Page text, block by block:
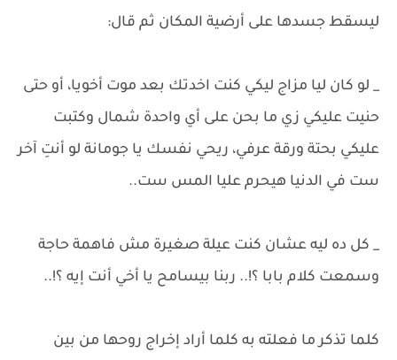
ليسقط جسدها على أرضية المكان ثم قال:
_ لو كان ليا مزاج ليكي كنت اخدتك بعد موت أخويا، أو حتى
حنيت عليكي زي ما بحن على أي واحدة شمال وكتبت
عليكي بحتة ورقة عرفي، ريحي نفسك يا جومانة لو أنتِ آخر
ست في الدنيا هيحرم عليا المس ست..
_ كل ده ليه عشان كنت عيلة صغيرة مش فاهمة حاجة
وسمعت كلام بابا ؟!.. ربنا بيسامح يا أخي أنت إيه ؟!..
كلما تذكر ما فعلته به كلما أراد إخراج روحها من بين